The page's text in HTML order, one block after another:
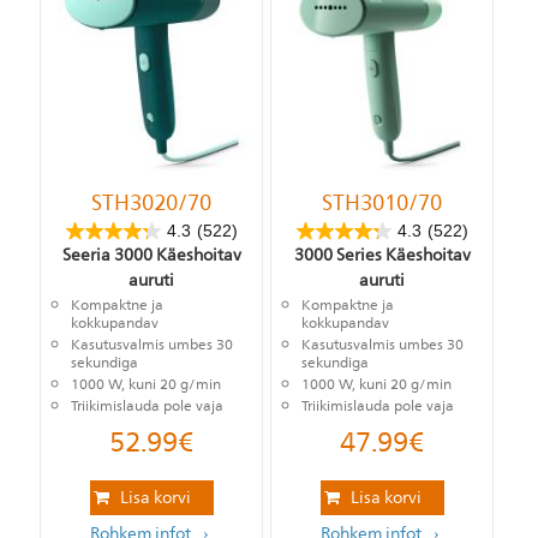
STH3020/70
4.3 (522)
Seeria 3000 Käeshoitav
auruti
Kompaktne ja
kokkupandav
Kasutusvalmis umbes 30
sekundiga
1000 W, kuni 20 g/min
Triikimislauda pole vaja
52.99€
Lisa korvi
STH3010/70
4.3 (522)
3000 Series Käeshoitav
auruti
Kompaktne ja
kokkupandav
Kasutusvalmis umbes 30
sekundiga
1000 W, kuni 20 g/min
Triikimislauda pole vaja
47.99€
Lisa korvi